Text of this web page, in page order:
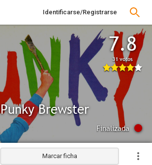
Identificarse/Registrarse
7.8
31 votos
Punky Brewster
Finalizada
Marcar ficha